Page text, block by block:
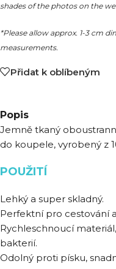
shades of the photos on the
*Please allow approx. 1-3 cm
measurements.
Přidat k oblíbeným
Popis
Jemně tkaný
do koupele, vyrobený z
POUŽITÍ
Lehký a super skladný.
Perfektní pro cestování
Rychleschnoucí
bakterií.
Odolný proti písku,